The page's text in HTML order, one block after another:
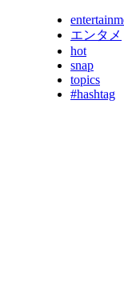
エンタメ
hot
snap
topics
#hashtag